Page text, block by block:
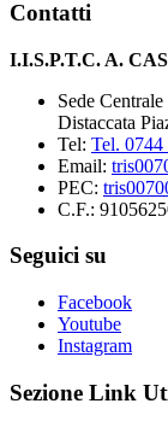
Contatti
I.I.S.P.T.C. A.
Sede
Distaccata
Tel: Tel. 0744
Email:
PEC:
C.F.:
Seguici su
Facebook
Youtube
Instagram
Sezione Link